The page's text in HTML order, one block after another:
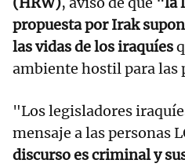
propuesta por Irak
las vidas de los iraquíes
ambiente hostil para las
"Los legisladores
mensaje a las personas
discurso es criminal y